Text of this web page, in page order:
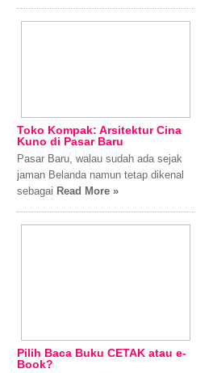
Toko Kompak: Arsitektur Cina
Kuno di Pasar Baru
Pasar Baru, walau sudah ada sejak
jaman Belanda namun tetap dikenal
sebagai Read More »
Pilih Baca Buku CETAK atau e-
Book?